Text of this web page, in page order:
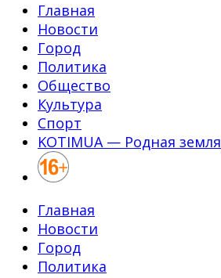
Главная
Новости
Город
Политика
Общество
Культура
Спорт
KOTIMUA — Родная земля
Главная
Новости
Город
Политика